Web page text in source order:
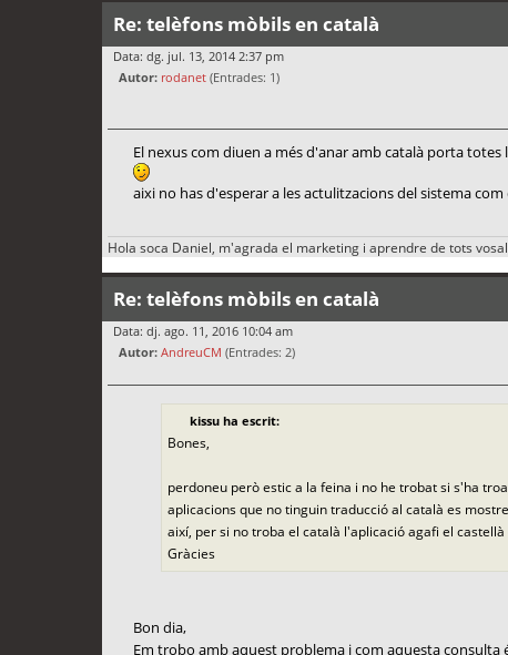
Re: telèfons mòbils en català
Data: dg. jul. 13, 2014 2:37 pm
Autor: rodanet (Entrades: 1)
El nexus com diuen a més d'anar amb català porta
aixi no has d'esperar a les actulitzacions del sistema
Hola soca Daniel, m'agrada el marketing i aprendre de tots
Re: telèfons mòbils en català
Data: dj. ago. 11, 2016 10:04 am
Autor: AndreuCM (Entrades: 2)
kissu ha escrit:
Bones,
perdoneu però estic a la feina i no he trobat si s'ha
aplicacions que no tinguin traducció al català es
així, per si no troba el català l'aplicació agafi el
Gràcies
Bon dia,
Em trobo amb aquest problema i com aquesta consulta